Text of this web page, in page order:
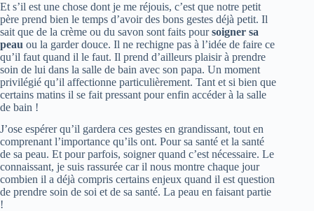
Et s’il est une chose dont je me réjouis, c’est que notre petit
père prend bien le temps d’avoir des bons gestes déjà petit. Il
sait que de la crème ou du savon sont faits poursoigner sa
peau ou la garder douce. Il ne rechigne pas à l’idée de faire ce
qu’il faut quand il le faut. Il prend d’ailleurs plaisir à prendre
soin de lui dans la salle de bain avec son papa. Un moment
privilégié qu’il affectionne particulièrement. Tant et si bien que
certains matins il se fait pressant pour enfin accéder à la salle
de bain !
J’ose espérer qu’il gardera ces gestes en grandissant, tout en
comprenant l’importance qu’ils ont. Pour sa santé et la santé
de sa peau. Et pour parfois, soigner quand c’est nécessaire. Le
connaissant, je suis rassurée car il nous montre chaque jour
combien il a déjà compris certains enjeux quand il est question
de prendre soin de soi et de sa santé. La peau en faisant partie
!